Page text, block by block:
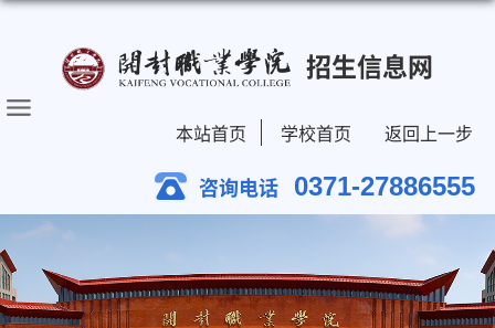
招生信息网
本站首页 学校首页 返回上一步
咨询电话 0371-27886555